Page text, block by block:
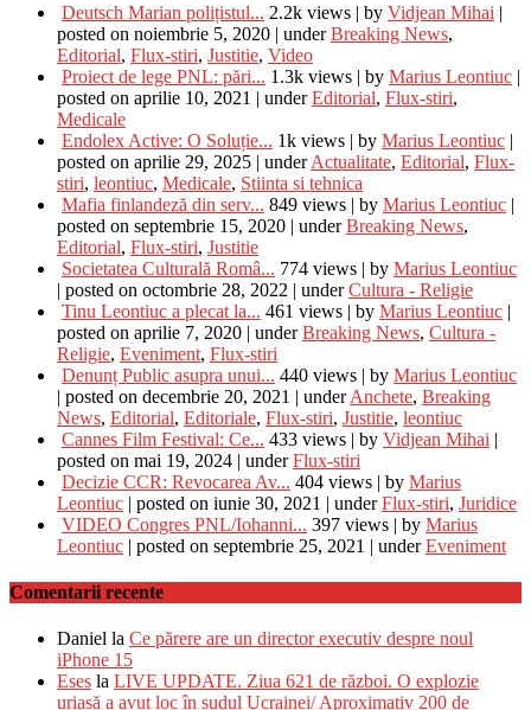
Deutsch Marian polițistul... 2.2k views | by Vidjean Mihai |
posted on noiembrie 5, 2020 | underBreaking News,
Editorial, Flux-stiri, Justitie, Video
Proiect de lege PNL: pări... 1.3k views | by Marius Leontiuc |
posted on aprilie 10, 2021 | underEditorial, Flux-stiri,
Medicale
Endolex Active: O Soluție... 1k views | by Marius Leontiuc |
posted on aprilie 29, 2025 | underActualitate, Editorial, Flux-
stiri, leontiuc, Medicale, Stiinta si tehnica
Mafia finlandeză din serv... 849 views | by Marius Leontiuc |
posted on septembrie 15, 2020 | underBreaking News,
Editorial, Flux-stiri, Justitie
Societatea Culturală Româ... 774 views | by Marius Leontiuc
| posted on octombrie 28, 2022 | underCultura - Religie
Tinu Leontiuc a plecat la... 461 views | by Marius Leontiuc |
posted on aprilie 7, 2020 | underBreaking News, Cultura -
Religie, Eveniment, Flux-stiri
Denunț Public asupra unui... 440 views | by Marius Leontiuc
| posted on decembrie 20, 2021 | underAnchete, Breaking
News, Editorial, Editoriale, Flux-stiri, Justitie, leontiuc
Cannes Film Festival: Ce... 433 views | by Vidjean Mihai |
posted on mai 19, 2024 | underFlux-stiri
Decizie CCR: Revocarea Av... 404 views | by Marius
Leontiuc | posted on iunie 30, 2021 | underFlux-stiri, Juridice
VIDEO Congres PNL/Iohanni... 397 views | by Marius
Leontiuc | posted on septembrie 25, 2021 | underEveniment
Comentarii recente
Daniel la Ce părere are un director executiv despre noul
iPhone 15
Eses la LIVE UPDATE. Ziua 621 de război. O explozie
uriașă a avut loc în sudul Ucrainei/ Aproximativ 200 de